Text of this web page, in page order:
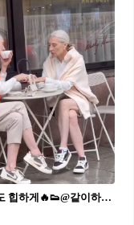
나이 들어도 힙하게🔥👟@같이하고싶어